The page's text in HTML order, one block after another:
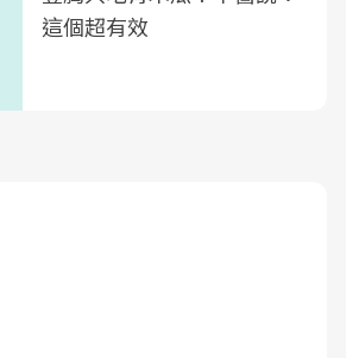
這個超有效